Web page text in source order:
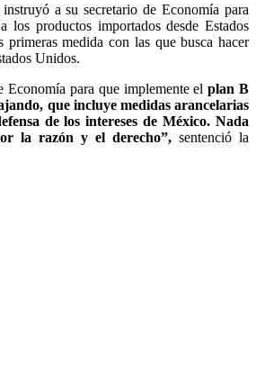
a su secretario de Economía para
los productos importados desde Estados
primeras medida con las que busca hacer
Unidos.
Economía para que implemente elplan B
que incluye medidas arancelarias
de los intereses de México. Nada
la razón y el derecho”, sentenció la